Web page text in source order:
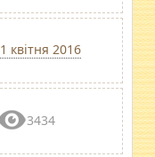
1 квітня 2016
3434